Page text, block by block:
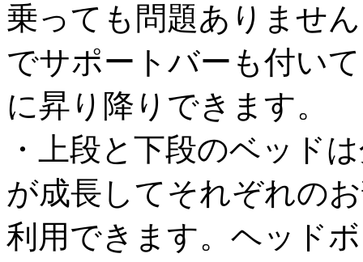
乗っても問題ありませ
でサポートバーも付い
に昇り降りできます。
・上段と下段のベッド
が成長してそれぞれの
利用できます。ヘッド